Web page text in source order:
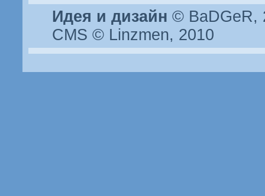
Идея и дизайн © BaDGeR,
CMS © Linzmen, 2010